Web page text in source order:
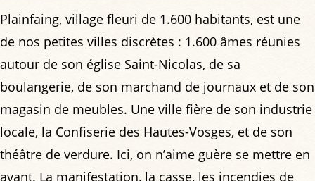
Plainfaing, village fleuri de 1.600 habitants, est une
de nos petites villes discrètes : 1.600 âmes réunies
autour de son église Saint-Nicolas, de sa
boulangerie, de son marchand de journaux et de son
magasin de meubles. Une ville fière de son industrie
locale, la Confiserie des Hautes-Vosges, et de son
théâtre de verdure. Ici, on n’aime guère se mettre en
avant. La manifestation, la casse, les incendies de